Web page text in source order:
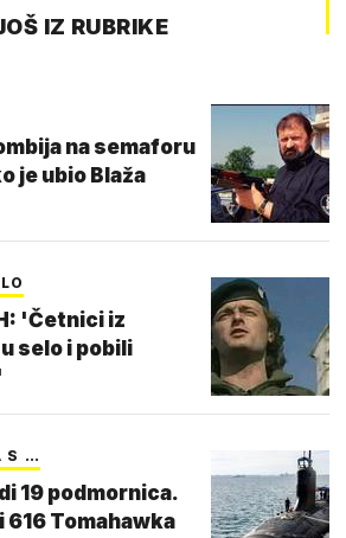
IZ RUBRIKE
na semaforu
je ubio Blaža
'Četnici iz
selo i pobili
S …
19 podmornica.
Tomahawka